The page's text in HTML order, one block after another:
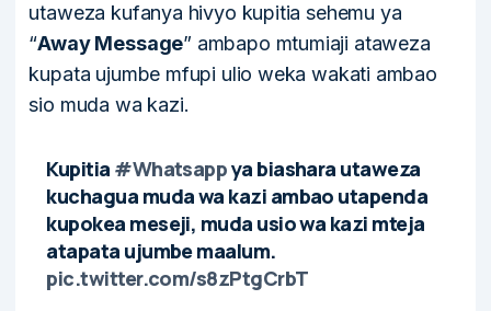
utaweza kufanya hivyo kupitia sehemu ya
“AwayMessage” ambapo mtumiaji ataweza
kupata ujumbe mfupi ulio weka wakati ambao
sio muda wa kazi.
Kupitia #Whatsappya biashara utaweza
kuchagua muda wa kazi ambao utapenda
kupokea meseji, muda usio wa kazi mteja
atapata ujumbe maalum.
pic.twitter.com/s8zPtgCrbT